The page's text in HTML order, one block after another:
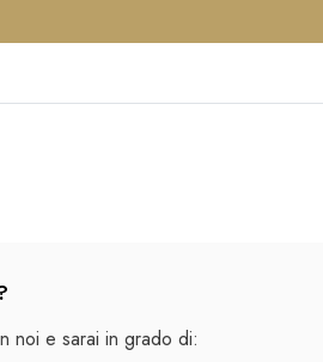
noi e sarai in grado di: